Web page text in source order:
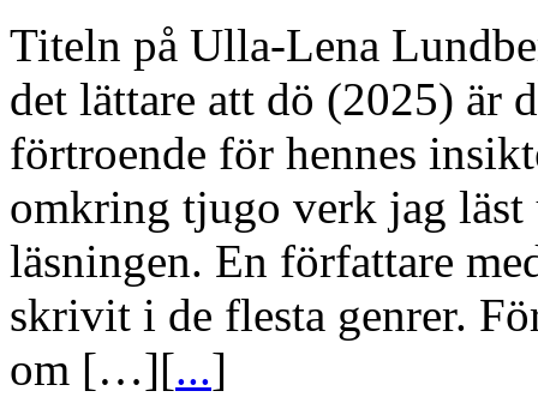
Titeln på Ulla-Lena
det lättare att dö (2025) är
förtroende för hennes
omkring tjugo verk jag läst
läsningen. En författare
skrivit i de flesta genrer.
om […][...]